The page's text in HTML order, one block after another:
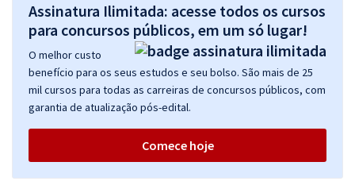
Assinatura Ilimitada: acesse todos os cursos
para concursos públicos, em um só lugar!
O melhor custo
benefício para os seus estudos e seu bolso. São mais de 25
mil cursos para todas as carreiras de concursos públicos, com
garantia de atualização pós-edital.
Comece hoje